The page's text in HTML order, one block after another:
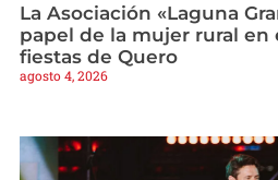
La Asociación «Laguna
papel de la mujer rural en
fiestas de Quero
agosto 4, 2026